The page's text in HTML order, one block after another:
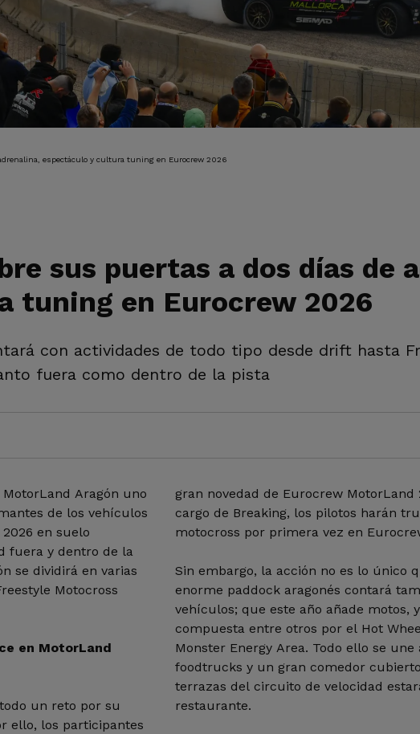
espectáculo y cultura tuning en Eurocrew 2026
sus puertas a dos días de
tuning en Eurocrew 2026
con actividades de todo tipo desde drift hasta
fuera como dentro de la pista
Aragón uno
de los vehículos
en suelo
fuera y dentro de la
se dividirá en varias
Motocross
en MotorLand
un reto por su
ello, los participantes
gran novedad de Eurocrew MotorLand
cargo de Breaking, los pilotos harán
motocross por primera vez en
Sin embargo, la acción no es lo único
enorme paddock aragonés contará
vehículos; que este año añade motos,
compuesta entre otros por el Hot
Monster Energy Area. Todo ello se une
foodtrucks y un gran comedor
terrazas del circuito de velocidad
restaurante.